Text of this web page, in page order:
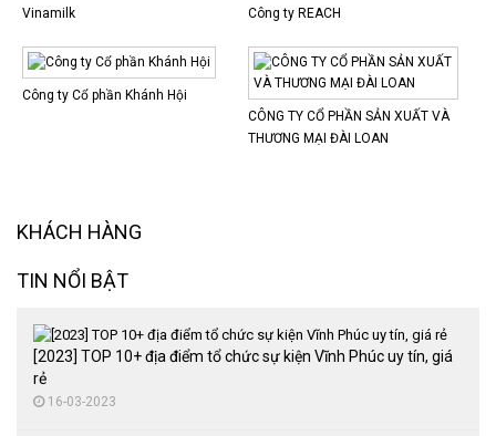
Vinamilk Công ty REACH
Công ty Cổ phần Khánh Hội
CÔNG TY CỔ PHẦN SẢN XUẤT VÀ
THƯƠNG MẠI ĐÀI LOAN
KHÁCH HÀNG
TIN NỔI BẬT
[2023] TOP 10+ địa điểm tổ chức sự kiện Vĩnh Phúc uy tín, giá
rẻ
16-03-2023